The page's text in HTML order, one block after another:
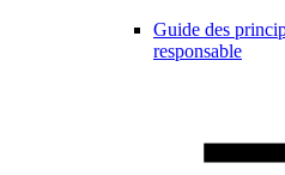
Guide des
responsable